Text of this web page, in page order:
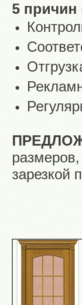
5 причин
зарезкой